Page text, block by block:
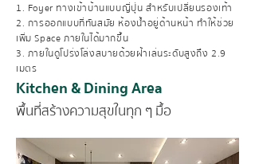
1. Foyer ทางเข้าบ้านแบบญี่ปุ่น สำหรับเปลี่ยนรองเท้า
2. การออกแบบที่ทันสมัย ห้องน้ำอยู่ด้านหน้า ทำให้ช่วย
เพิ่ม Space ภายในได้มากขึ้น
3. ภายในดูโปร่งโล่งสบายด้วยฝ้าเล่นระดับสูงถึง 2.9
เมตร
Kitchen & Dining Area
พื้นที่สร้างความสุขในทุก ๆ มื้อ